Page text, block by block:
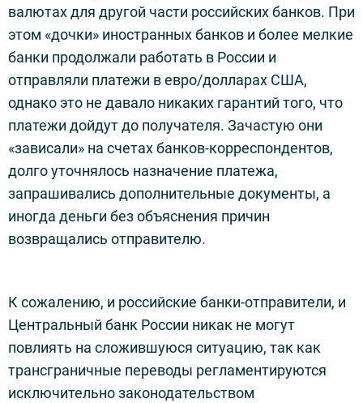
валютах для другой части российских банков. При
этом «дочки» иностранных банков и более мелкие
банки продолжали работать в России и
отправляли платежи в евро/долларах США,
однако это не давало никаких гарантий того, что
платежи дойдут до получателя. Зачастую они
«зависали» на счетах банков-корреспондентов,
долго уточнялось назначение платежа,
запрашивались дополнительные документы, а
иногда деньги без объяснения причин
возвращались отправителю.
К сожалению, и российские банки-отправители, и
Центральный банк России никак не могут
повлиять на сложившуюся ситуацию, так как
трансграничные переводы регламентируются
исключительно законодательством